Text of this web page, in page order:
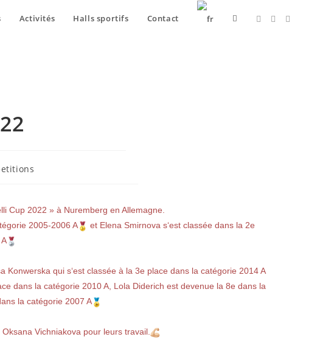
Activités Halls sportifs Contact
Cup 2022 » à Nuremberg en Allemagne.
2005-2006 A
et Elena Smirnova s‘est classée dans la 2e
Konwerska qui s‘est classée à la 3e place dans la catégorie 2014 A
dans la catégorie 2010 A, Lola Diderich est devenue la 8e dans la
la catégorie 2007 A
Vichniakova pour leurs travail.